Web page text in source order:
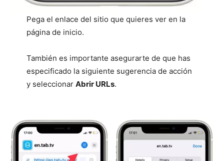
Pega el enlace del sitio que quieres ver en la
página de inicio.
También es importante asegurarte de que has
especificado la siguiente sugerencia de acción
y seleccionar Abrir URLs.